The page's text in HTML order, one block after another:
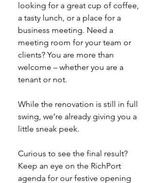
looking for a great cup of coffee,
a tasty lunch, or a place for a
business meeting. Need a
meeting room for your team or
clients? You are more than
welcome – whether you are a
tenant or not.
While the renovation is still in full
swing, we’re already giving you a
little sneak peek.
Curious to see the final result?
Keep an eye on the RichPort
agenda for our festive opening